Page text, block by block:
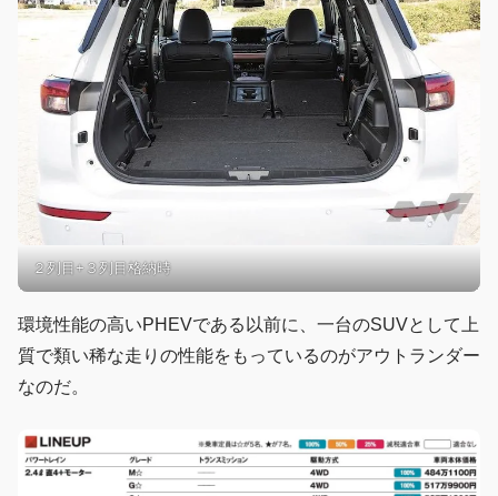
２列目+３列目格納時
環境性能の高いPHEVである以前に、一台のSUVとして上
質で類い稀な走りの性能をもっているのがアウトランダー
なのだ。